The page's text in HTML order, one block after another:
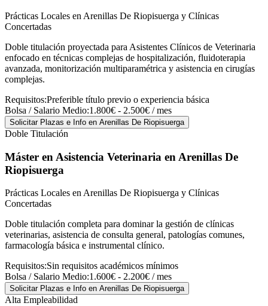
Prácticas Locales en Arenillas De Riopisuerga y Clínicas
Concertadas
Doble titulación proyectada para Asistentes Clínicos de Veterinaria
enfocado en técnicas complejas de hospitalización, fluidoterapia
avanzada, monitorización multiparamétrica y asistencia en cirugías
complejas.
Requisitos:Preferible título previo o experiencia básica
Bolsa / Salario Medio:1.800€ - 2.500€ / mes
Solicitar Plazas e Info en Arenillas De Riopisuerga
Doble Titulación
Máster en Asistencia Veterinaria en Arenillas De
Riopisuerga
Prácticas Locales en Arenillas De Riopisuerga y Clínicas
Concertadas
Doble titulación completa para dominar la gestión de clínicas
veterinarias, asistencia de consulta general, patologías comunes,
farmacología básica e instrumental clínico.
Requisitos:Sin requisitos académicos mínimos
Bolsa / Salario Medio:1.600€ - 2.200€ / mes
Solicitar Plazas e Info en Arenillas De Riopisuerga
Alta Empleabilidad